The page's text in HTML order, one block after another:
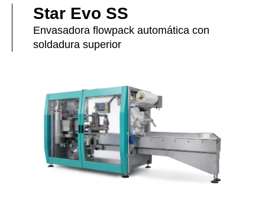
Star Evo SS
Envasadora flowpack automática con
soldadura superior